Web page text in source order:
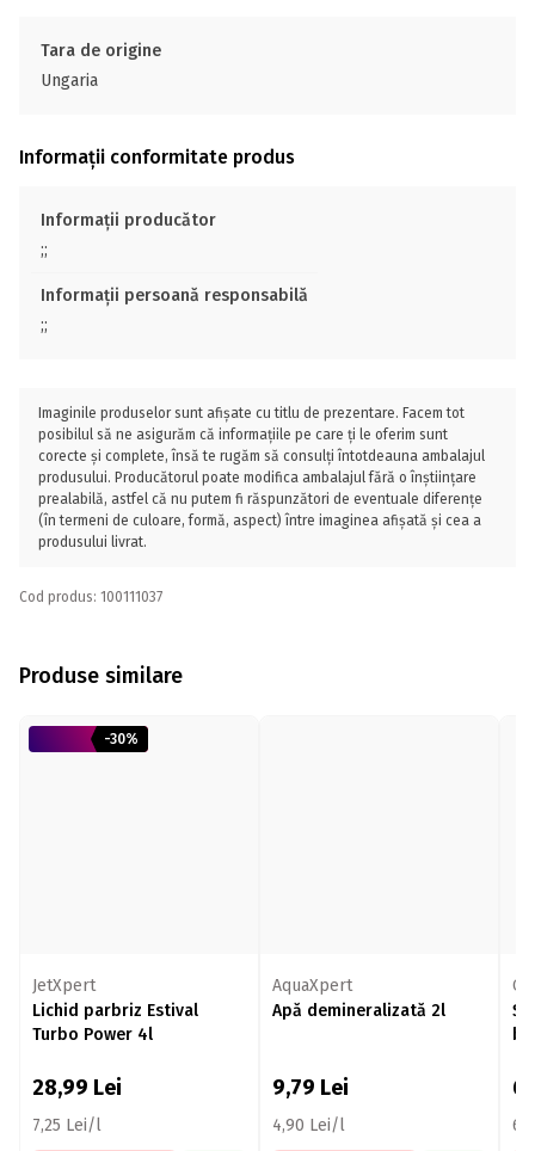
Tara de origine
Ungaria
Informații conformitate produs
Informații producător
;;
Informații persoană responsabilă
;;
Imaginile produselor sunt afișate cu titlu de prezentare. Facem tot
posibilul să ne asigurăm că informațiile pe care ți le oferim sunt
corecte și complete, însă te rugăm să consulți întotdeauna ambalajul
produsului. Producătorul poate modifica ambalajul fără o înștiințare
prealabilă, astfel că nu putem fi răspunzători de eventuale diferențe
(în termeni de culoare, formă, aspect) între imaginea afișată și cea a
produsului livrat.
Cod produs: 100111037
Produse similare
-30%
JetXpert
Lichid parbriz Estival
Turbo Power 4l
28,99 Lei
7,25 Lei/l
AquaXpert
Apă demineralizată 2l
9,79 Lei
4,90 Lei/l